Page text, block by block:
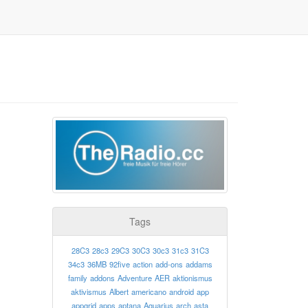
Tags
28C3 28c3 29C3 30C3 30c3 31c3 31C3
34c3 36MB 92five action add-ons addams
family addons Adventure AER aktionismus
aktivismus Albert americano android app
appgrid apps aptana Aquarius arch asta